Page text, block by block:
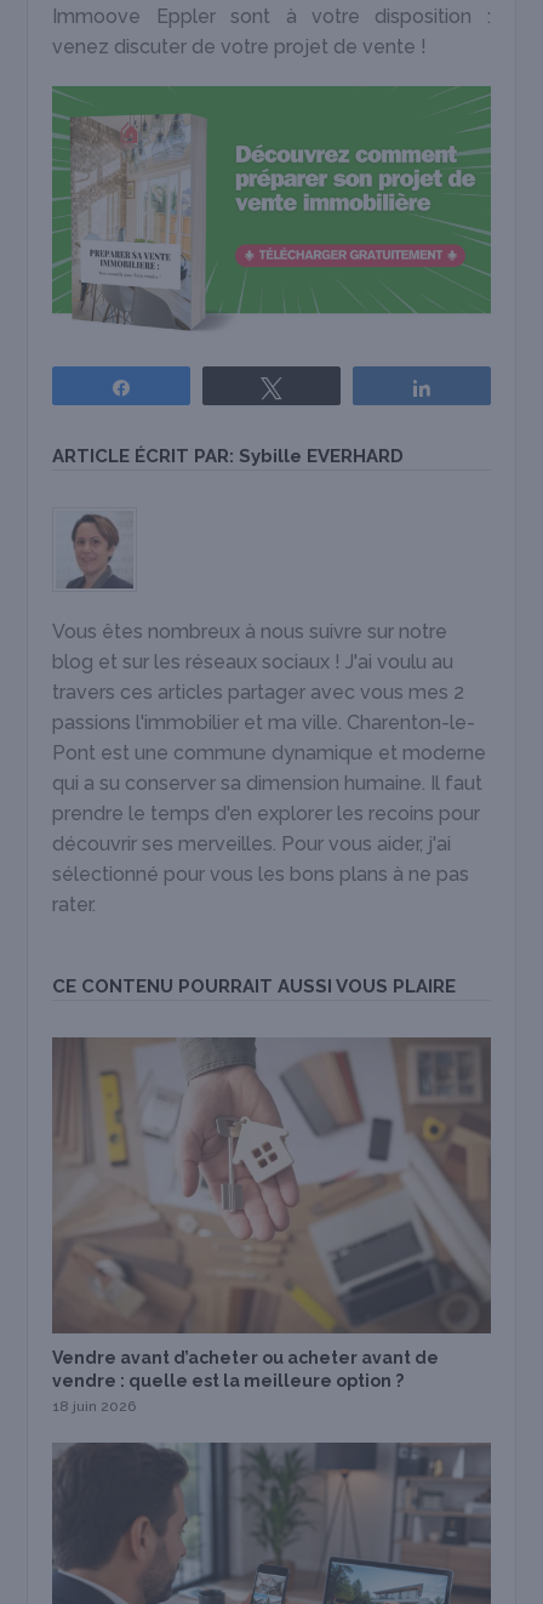
Immoove Eppler sont à votre disposition :
venez discuter de votre projet de vente !
ARTICLE ÉCRIT PAR: Sybille EVERHARD
Vous êtes nombreux à nous suivre sur notre
blog et sur les réseaux sociaux ! J'ai voulu au
travers ces articles partager avec vous mes 2
passions l'immobilier et ma ville. Charenton-le-
Pont est une commune dynamique et moderne
qui a su conserver sa dimension humaine. Il faut
prendre le temps d'en explorer les recoins pour
découvrir ses merveilles. Pour vous aider, j'ai
sélectionné pour vous les bons plans à ne pas
rater.
CE CONTENU POURRAIT AUSSI VOUS PLAIRE
Vendre avant d’acheter ou acheter avant de
vendre : quelle est la meilleure option ?
18 juin 2026